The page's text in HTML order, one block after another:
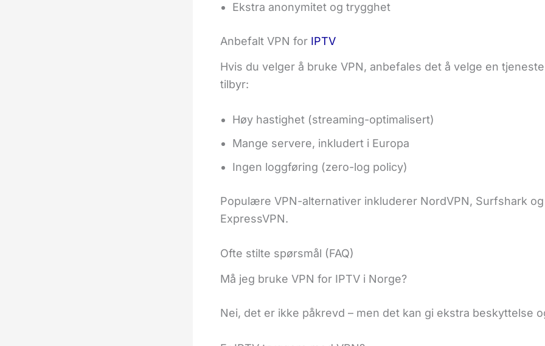
Ekstra anonymitet og trygghet
Anbefalt VPN for IPTV
Hvis du velger å bruke VPN, anbefales det å velge en
tilbyr:
Høy hastighet (streaming-optimalisert)
Mange servere, inkludert i Europa
Ingen loggføring (zero-log policy)
Populære VPN-alternativer inkluderer NordVPN, Surfshark og
ExpressVPN.
Ofte stilte spørsmål (FAQ)
Må jeg bruke VPN for IPTV i Norge?
Nei, det er ikke påkrevd – men det kan gi ekstra beskyttelse